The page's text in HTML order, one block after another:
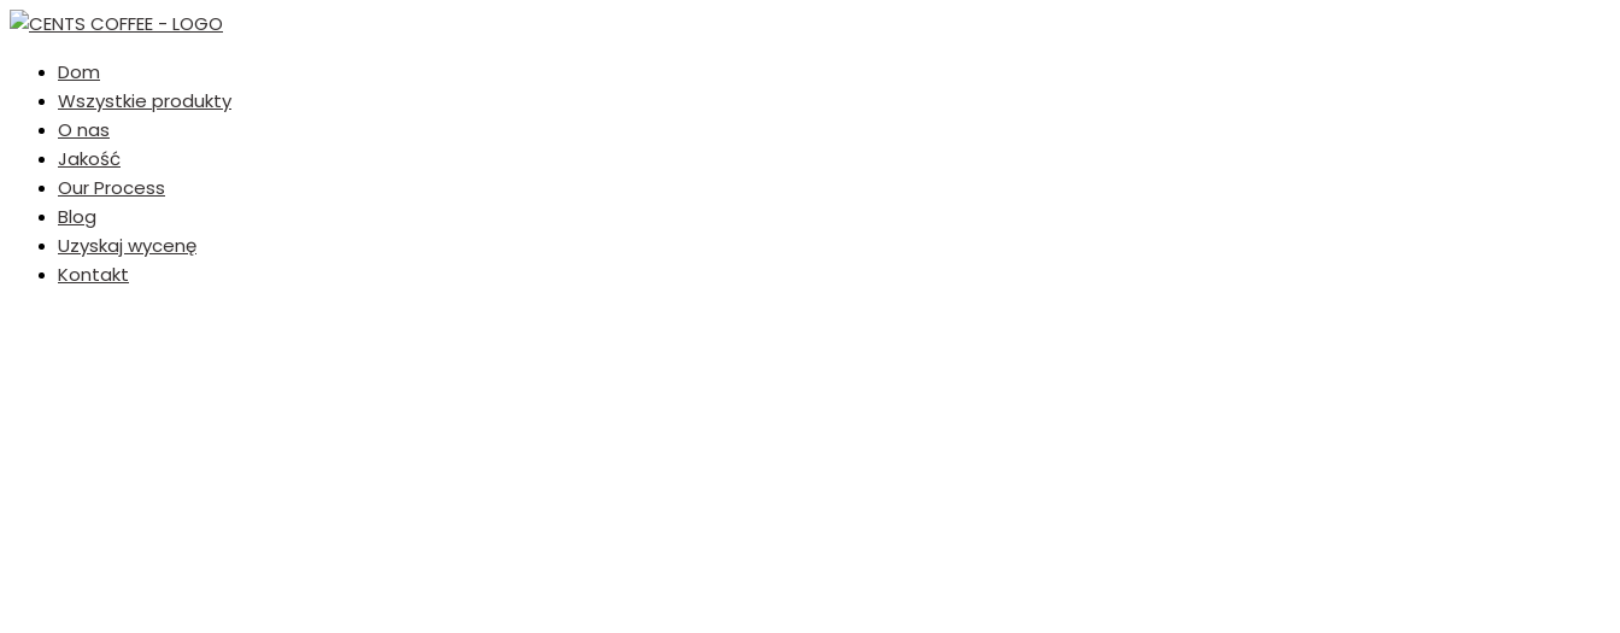
Dom
Wszystkie produkty
O nas
Jakość
Our Process
Blog
Uzyskaj wycenę
Kontakt